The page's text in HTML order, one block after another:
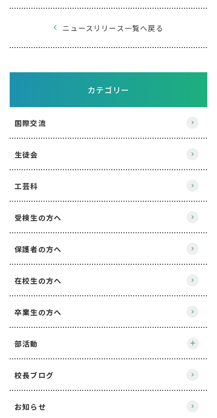
ニュースリリース一覧へ戻る
カテゴリー
国際交流
生徒会
工芸科
受検生の方へ
保護者の方へ
在校生の方へ
卒業生の方へ
部活動
校長ブログ
お知らせ